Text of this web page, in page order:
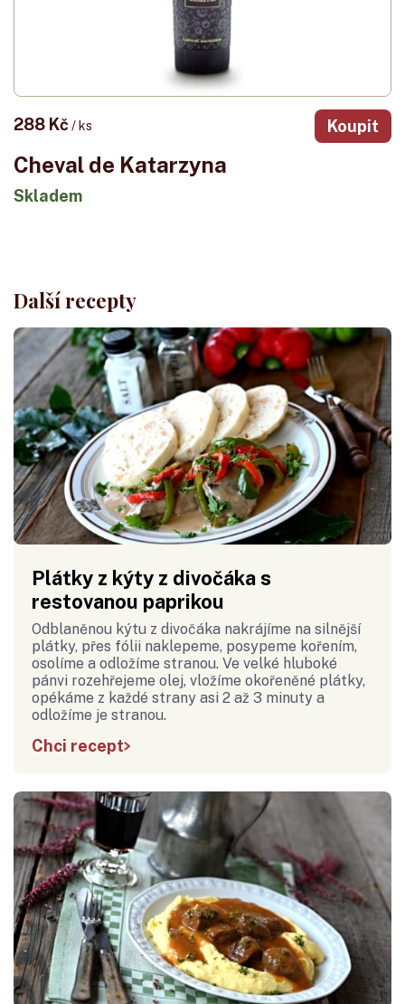
288 Kč / ks Koupit
Cheval de Katarzyna
Skladem
Další recepty
Plátky z kýty z divočáka s
restovanou paprikou
Odblaněnou kýtu z divočáka nakrájíme na silnější
plátky, přes fólii naklepeme, posypeme kořením,
osolíme a odložíme stranou. Ve velké hluboké
pánvi rozehřejeme olej, vložíme okořeněné plátky,
opékáme z každé strany asi 2 až 3 minuty a
odložíme je stranou.
Chci recept